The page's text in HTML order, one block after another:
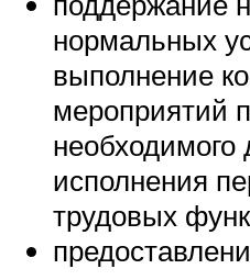
нормальных
выполнение
мероприятий
необходимого
исполнения
трудовых